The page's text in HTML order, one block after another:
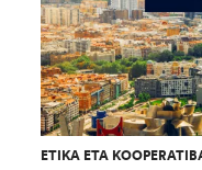
ETIKA ETA